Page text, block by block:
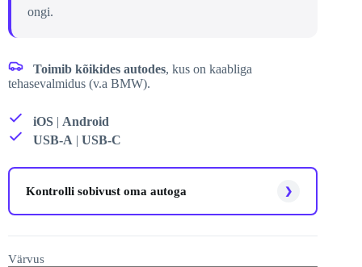
ongi.
Toimib kõikides autodes, kus on kaabliga
tehasevalmidus (v.a BMW).
iOS | Android
USB-A | USB-C
Kontrolli sobivust oma autoga ❯
Värvus